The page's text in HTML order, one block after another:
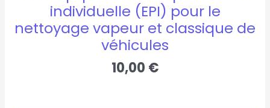
individuelle (EPI) pour le
nettoyage vapeur et classique de
véhicules
10,00 €
classique